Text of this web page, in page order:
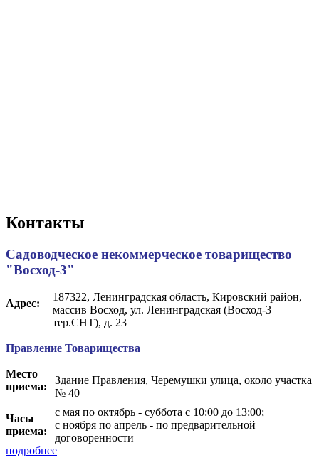
Контакты
Садоводческое некоммерческое товарищество
"Восход-3"
Адрес:
187322, Ленинградская область, Кировский район,
массив Восход, ул. Ленинградская (Восход-3
тер.СНТ), д. 23
Правление Товарищества
Место
приема:
Здание Правления, Черемушки улица, около участка
№ 40
Часы
приема:
с мая по октябрь - суббота с 10:00 до 13:00;
с ноября по апрель - по предварительной
договоренности
подробнее